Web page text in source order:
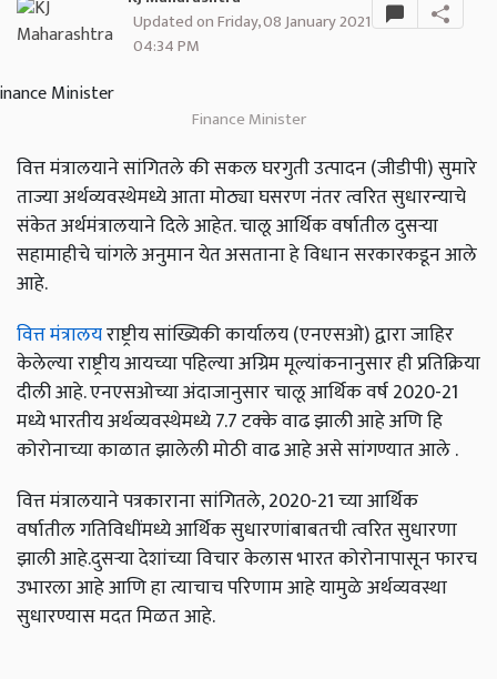
Updated on Friday, 08 January 2021
04:34 PM
Finance Minister
वित्त मंत्रालयाने सांगितले की सकल घरगुती उत्पादन (जीडीपी) सुमारे
ताज्या अर्थव्यवस्थेमध्ये आता मोठ्या घसरण नंतर त्वरित सुधारन्याचे
संकेत अर्थमंत्रालयाने दिले आहेत. चालू आर्थिक वर्षातील दुसऱ्या
सहामाहीचे चांगले अनुमान येत असताना हे विधान सरकारकडून आले
आहे.
वित्त मंत्रालयराष्ट्रीय सांख्यिकी कार्यालय (एनएसओ) द्वारा जाहिर
केलेल्या राष्ट्रीय आयच्या पहिल्या अग्रिम मूल्यांकनानुसार ही प्रतिक्रिया
दीली आहे. एनएसओच्या अंदाजानुसार चालू आर्थिक वर्ष 2020-21
मध्ये भारतीय अर्थव्यवस्थेमध्ये 7.7 टक्के वाढ झाली आहे अणि हि
कोरोनाच्या काळात झालेली मोठी वाढ आहे असे सांगण्यात आले .
वित्त मंत्रालयाने पत्रकाराना सांगितले, 2020-21 च्या आर्थिक
वर्षातील गतिविधींमध्ये आर्थिक सुधारणांबाबतची त्वरित सुधारणा
झाली आहे.दुसऱ्या देशांच्या विचार केलास भारत कोरोनापासून फारच
उभारला आहे आणि हा त्याचाच परिणाम आहे यामुळे अर्थव्यवस्था
सुधारण्यास मदत मिळत आहे.